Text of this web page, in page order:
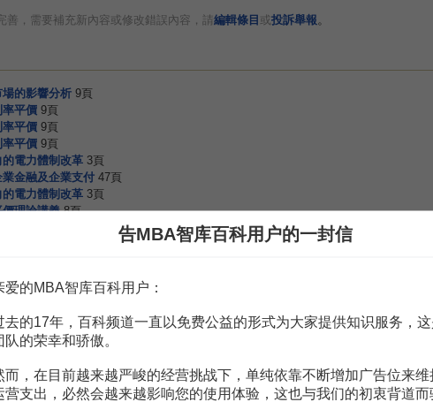
善，需要補充新內容或修改錯誤內容，請編輯條目 或投訴舉報 。
的影響分析 9頁
率平價 9頁
率平價 9頁
率平價 9頁
的電力體制改革 3頁
金融及企業支付 47頁
的電力體制改革 3頁
價理論講義 8頁
市場效率問題探析
2頁
市場效率問題探析
2頁
刘一苇
告MBA智库百科用户的一封信
爱的MBA智库百科用户：
去的17年，百科频道一直以免费公益的形式为大家提供知识服务，
队的荣幸和骄傲。
而，在目前越来越严峻的经营挑战下，单纯依靠不断增加广告位来维
营支出，必然会越来越影响您的使用体验，这也与我们的初衷背道而